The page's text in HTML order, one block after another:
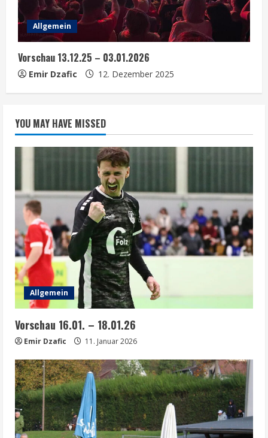
Allgemein
Vorschau 13.12.25 – 03.01.2026
Emir Dzafic 12. Dezember 2025
YOU MAY HAVE MISSED
Allgemein
Vorschau 16.01. – 18.01.26
Emir Dzafic 11. Januar 2026